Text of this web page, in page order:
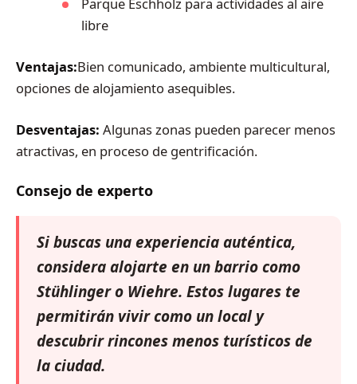
Parque Eschholz para actividades al aire
libre
Ventajas:Bien comunicado, ambiente multicultural,
opciones de alojamiento asequibles.
Desventajas: Algunas zonas pueden parecer menos
atractivas, en proceso de gentrificación.
Consejo de experto
Si buscas una experiencia auténtica,
considera alojarte en un barrio como
Stühlinger o Wiehre. Estos lugares te
permitirán vivir como un local y
descubrir rincones menos turísticos de
la ciudad.